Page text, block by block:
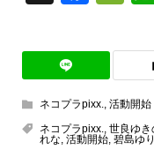
ネコプラpixx., 活動開始
ネコプラpixx., 世良ゆき
れな, 活動開始, 碧島ゆ